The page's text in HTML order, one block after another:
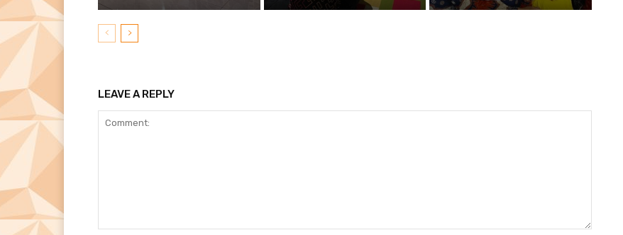
LEAVE A REPLY